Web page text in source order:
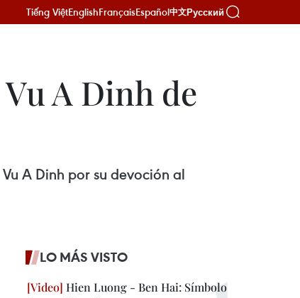
Tiếng ViệtEnglishFrançaisEspañol中文Русский
A Dinh de
A Dinh por su devoción al
LO MÁS VISTO
Hien Luong - Ben Hai: Símbolo